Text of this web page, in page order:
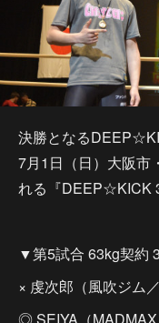
決勝となる
7月1日（日）大阪市
れる『DEEP☆KICK
▼第5試合 63kg契約
× 虔次郎（風吹ジム／